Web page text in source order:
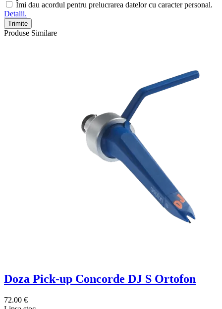
Îmi dau acordul pentru prelucrarea datelor cu caracter personal.
Detalii.
Trimite
Produse Similare
Doza Pick-up Concorde DJ S Ortofon
72.00 €